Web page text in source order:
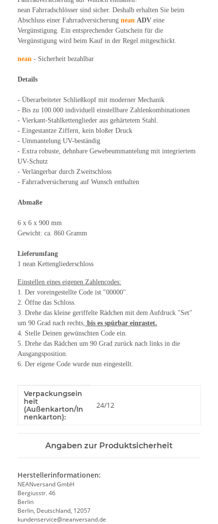
nean Fahrradschlösser sind sicher. Deshalb erhalten Sie beim
Abschluss einer Fahrradversicherung nean ADV eine
Vergünstigung. Ein entsprechender Gutschein für die
Vergünstigung wird beim Kauf in der Regel mitgeschickt.
nean - Sicherheit bezahlbar
Details
- Überarbeiteter Schließkopf mit moderner Mechanik
- Bis zu 100.000 individuell einstellbare Zahlenkombinationen
- Vierkant-Stahlkettenglieder aus gehärtetem Stahl.
- Eingestantze Ziffern, kein bloßer Druck
- Ummantelung UV-beständig
- Extra robuste, dehnbare Gewebeummantelung mit integriertem
UV-Schutz
- Verlängerbar durch Zweitschloss
- Fahrradversicherung auf Wunsch enthalten
Abmaße
6 x 6 x 900 mm
Gewicht: ca. 860 Gramm
Lieferumfang
1 nean Kettengliederschloss
Einstellen eines eigenen Zahlencodes:
1. Der voreingestellte Code ist "00000".
2. Öffne das Schloss.
3. Drehe das kleine geriffelte Rädchen mit dem Aufdruck "Set"
um 90 Grad nach rechts, bis es spürbar einrastet.
4. Stelle Deinen gewünschten Code ein.
5. Drehe das Rädchen um 90 Grad zurück nach links in die
Ausgangsposition.
6. Der eigene Code wurde nun eingestellt.
Produkteigenschaft
Wert
Verpackungsein
heit
(Außenkarton/In
nenkarton):
24/12
Angaben zur Produktsicherheit
Herstellerinformationen:
NEANversand GmbH
Bergiusstr. 46
Berlin
Berlin, Deutschland, 12057
ed.dnasrevnaen@ecivresnednuk